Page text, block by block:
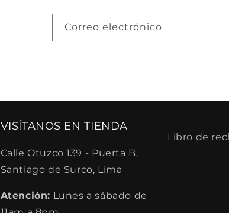
Correo electrónico
VISÍTANOS EN TIENDA
Calle Otuzco 139 - Puerta B,
Santiago de Surco, Lima
Atención: Lunes a sábado de
Libro de